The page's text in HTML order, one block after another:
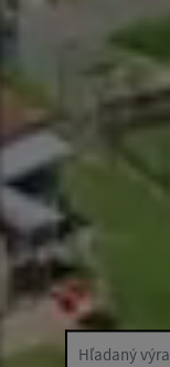
Hľadaný výraz...